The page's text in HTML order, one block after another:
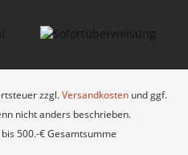
zzgl.Versandkosten und ggf.
nicht anders beschrieben.
500.-€ Gesamtsumme